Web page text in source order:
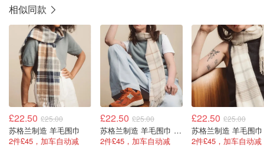
相似同款
£22.50 £25.00
苏格兰制造 羊毛围巾
2件£45，加车自动减
£22.50 £25.00
苏格兰制造 羊毛围巾 奶白格纹
2件£45，加车自动减
£22.50 £25.00
苏格兰制造 羊毛围巾
2件£45，加车自动减